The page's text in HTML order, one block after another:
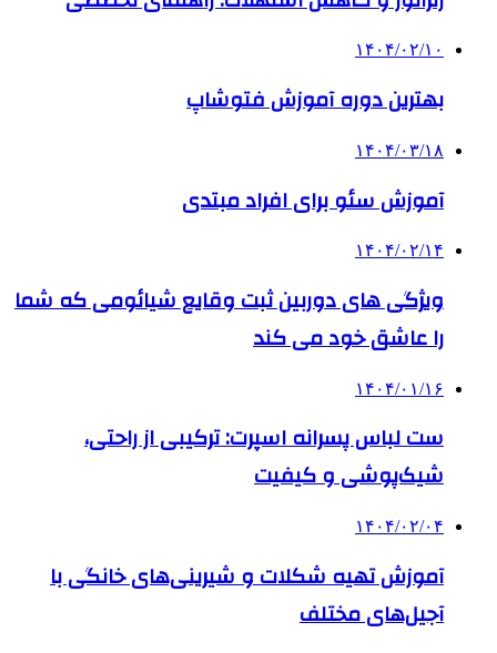
۱۴۰۴/۰۲/۱۰
بهترین دوره آموزش فتوشاپ
۱۴۰۴/۰۳/۱۸
آموزش سئو برای افراد مبتدی
۱۴۰۴/۰۲/۱۴
ویژگی های دوربین ثبت وقایع شیائومی که شما
را عاشق خود می کند
۱۴۰۴/۰۱/۱۶
ست لباس پسرانه اسپرت: ترکیبی از راحتی،
شیک‌پوشی و کیفیت
۱۴۰۴/۰۲/۰۴
آموزش تهیه شکلات و شیرینی‌های خانگی با
آجیل‌های مختلف